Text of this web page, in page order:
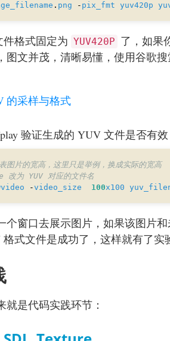
. png - pix_fmt yuv420p
格式固定为 YUV420P 了，如果
图文并茂，清晰易懂，使用谷歌
的采样与格式
验证生成的 YUV 文件是否有
-video_size 100x100
个窗口去展示图片，如果该图片
式文件是成功了，这样就有了实
是代码实践环节：